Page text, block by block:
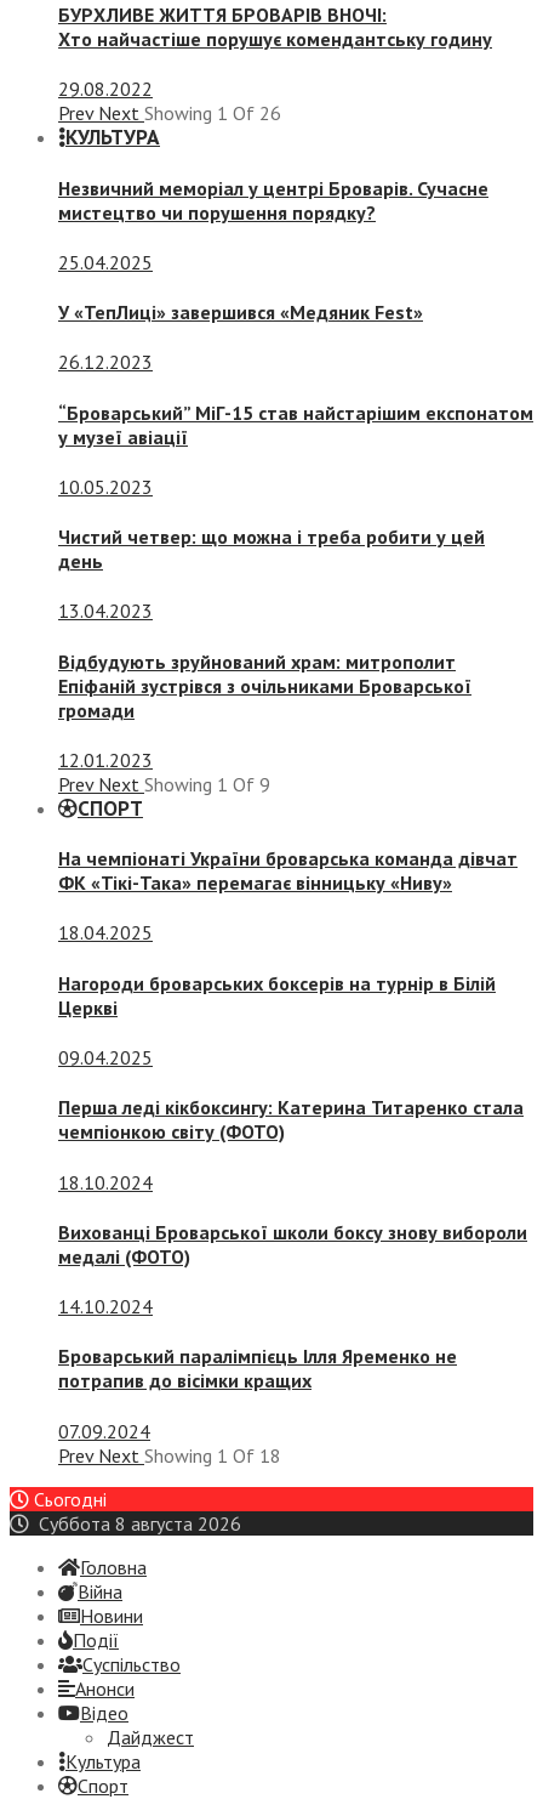
БУРХЛИВЕ ЖИТТЯ БРОВАРІВ ВНОЧІ:
Хто найчастіше порушує комендантську годину
29.08.2022
Prev Next Showing 1 Of 26
КУЛЬТУРА
Незвичний меморіал у центрі Броварів. Сучасне
мистецтво чи порушення порядку?
25.04.2025
У «ТепЛиці» завершився «Медяник Fest»
26.12.2023
“Броварський” МіГ-15 став найстарішим експонатом
у музеї авіації
10.05.2023
Чистий четвер: що можна і треба робити у цей
день
13.04.2023
Відбудують зруйнований храм: митрополит
Епіфаній зустрівся з очільниками Броварської
громади
12.01.2023
Prev Next Showing 1 Of 9
СПОРТ
На чемпіонаті України броварська команда дівчат
ФК «Тікі-Така» перемагає вінницьку «Ниву»
18.04.2025
Нагороди броварських боксерів на турнір в Білій
Церкві
09.04.2025
Перша леді кікбоксингу: Катерина Титаренко стала
чемпіонкою світу (ФОТО)
18.10.2024
Вихованці Броварської школи боксу знову вибороли
медалі (ФОТО)
14.10.2024
Броварський паралімпієць Ілля Яременко не
потрапив до вісімки кращих
07.09.2024
Prev Next Showing 1 Of 18
Сьогодні
Суббота 8 августа 2026
Головна
Війна
Новини
Події
Суспiльство
Анонси
Відео
Дайджест
Культура
Спорт